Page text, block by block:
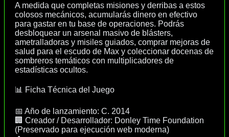
A medida que completas misiones y derribas a estos
colosos mecánicos, acumularás dinero en efectivo
para gastar en tu base de operaciones. Podrás
desbloquear un arsenal masivo de blásters,
ametralladoras y misiles guiados, comprar mejoras de
salud para el escudo de Max y coleccionar docenas de
sombreros temáticos con multiplicadores de
estadísticas ocultos.
📊 Ficha Técnica del Juego
📅 Año de lanzamiento: C. 2014
🏢 Creador / Desarrollador: Donley Time Foundation
(Preservado para ejecución web moderna)